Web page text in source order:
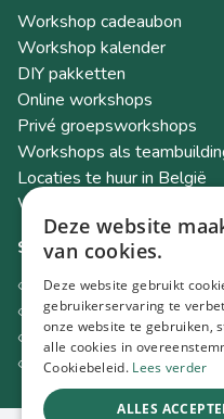
Workshop cadeaubon
Workshop kalender
DIY pakketten
Online workshops
Privé groepsworkshops
Workshops als
Locaties te huur in België
Workshop Academy
Socials
Instagram
Facebook
TikTok
LinkedIn
Deze website
van cookies.
Deze website gebruikt
gebruikerservaring te
onze website te gebruiken,
alle cookies in
Cookiebeleid. Lees verder
ALLES